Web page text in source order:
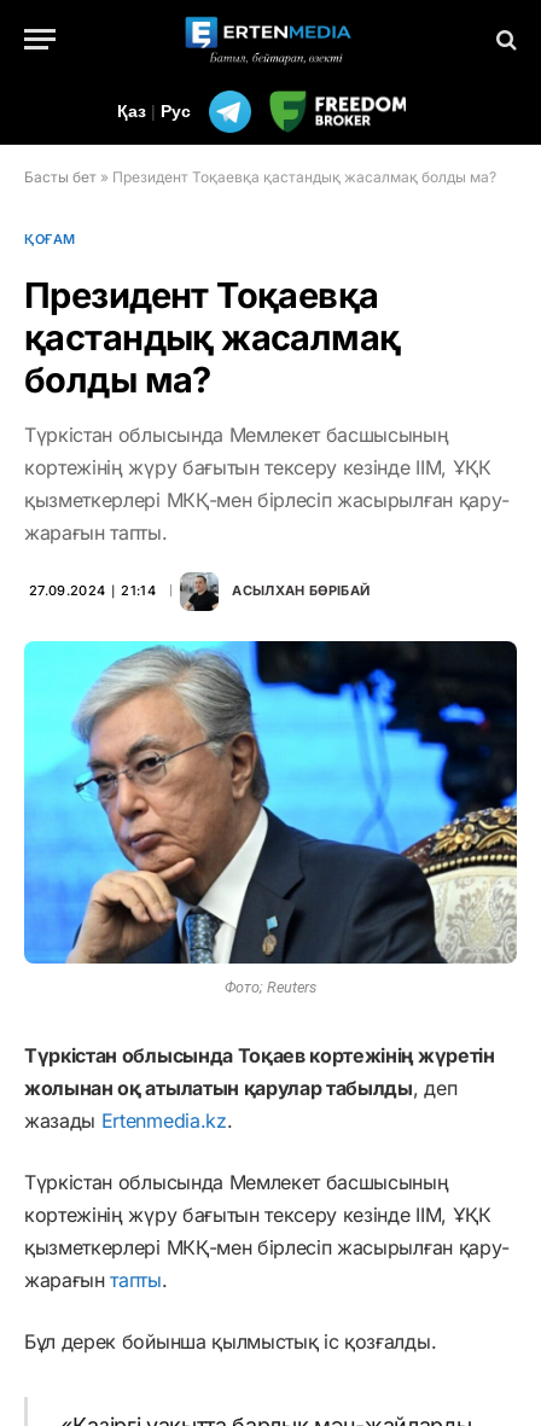
Қаз | Рус
Басты бет » Президент Тоқаевқа қастандық жасалмақ болды ма?
ҚОҒАМ
Президент Тоқаевқа
қастандық жасалмақ
болды ма?
Түркістан облысында Мемлекет басшысының
кортежінің жүру бағытын тексеру кезінде ІІМ, ҰҚК
қызметкерлері МКҚ-мен бірлесіп жасырылған қару-
жарағын тапты.
27.09.2024 ∣ 21:14 АСЫЛХАН БӨРІБАЙ
Фото; Reuters
Түркістан облысында Тоқаев кортежінің жүретін
жолынан оқ атылатын қарулар табылды, деп
жазады Ertenmedia.kz.
Түркістан облысында Мемлекет басшысының
кортежінің жүру бағытын тексеру кезінде ІІМ, ҰҚК
қызметкерлері МКҚ-мен бірлесіп жасырылған қару-
жарағынтапты.
Бұл дерек бойынша қылмыстық іс қозғалды.